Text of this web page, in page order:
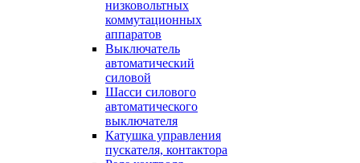
низковольтных
коммутационных
аппаратов
Выключатель
автоматический
силовой
Шасси силового
автоматического
выключателя
Катушка управления
пускателя, контактора